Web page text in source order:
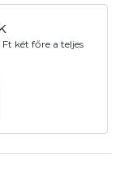
két főre a teljes